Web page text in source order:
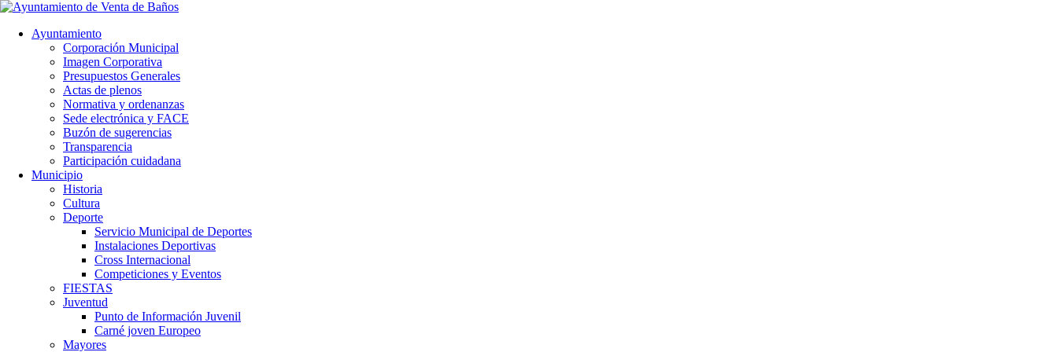
Ayuntamiento
Corporación Municipal
Imagen Corporativa
Presupuestos Generales
Actas de plenos
Normativa y ordenanzas
Sede electrónica y FACE
Buzón de sugerencias
Transparencia
Participación cuidadana
Municipio
Historia
Cultura
Deporte
Servicio Municipal de Deportes
Instalaciones Deportivas
Cross Internacional
Competiciones y Eventos
FIESTAS
Juventud
Punto de Información Juvenil
Carné joven Europeo
Mayores